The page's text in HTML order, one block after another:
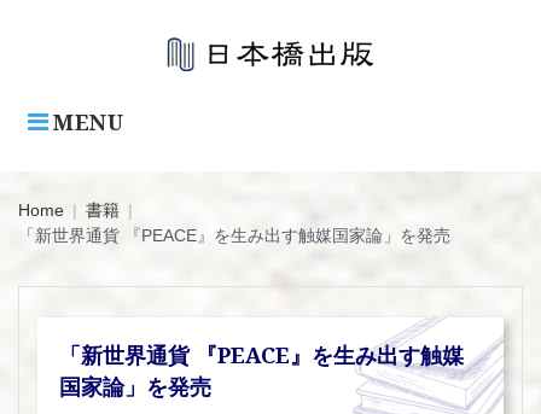
MENU
Home | 書籍 |
「新世界通貨 『PEACE』を生み出す触媒国家論」を発売
「新世界通貨 『PEACE』を生み出す触媒
国家論」を発売